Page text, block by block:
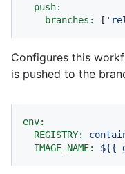
push:
branches:
[
Configures this
is pushed to the
env:
REGISTRY:
IMAGE_NAME:
${{